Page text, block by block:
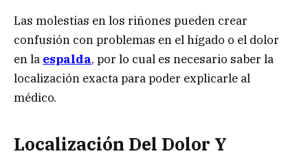
Las molestias en los riñones pueden crear
confusión con problemas en el hígado o el dolor
en la espalda, por lo cual es necesario saber la
localización exacta para poder explicarle al
médico.
Localización Del Dolor Y